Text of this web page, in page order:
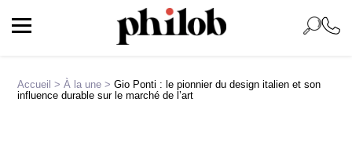
Accueil >À la une >Gio Ponti : le pionnier du design italien et son
influence durable sur le marché de l’art